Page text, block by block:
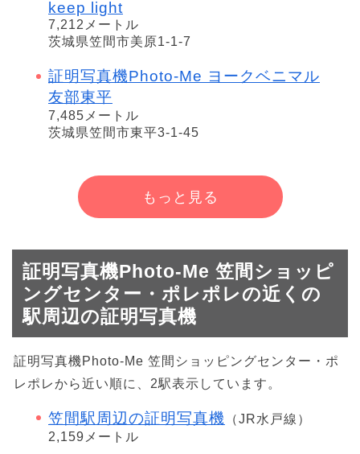
keep light
7,212メートル
茨城県笠間市美原1-1-7
証明写真機Photo-Me ヨークベニマル
友部東平
7,485メートル
茨城県笠間市東平3-1-45
もっと見る
証明写真機Photo-Me 笠間ショッピ
ングセンター・ポレポレの近くの
駅周辺の証明写真機
証明写真機Photo-Me 笠間ショッピングセンター・ポ
レポレから近い順に、2駅表示しています。
笠間駅周辺の証明写真機
（JR水戸線）
2,159メートル